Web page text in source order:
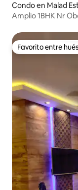
Condo en Malad
Amplio 1BHK Nr
Favorito entre
Favorito entre